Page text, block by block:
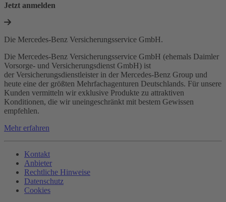
Jetzt anmelden
Die Mercedes-Benz Versicherungsservice GmbH.
Die Mercedes-Benz Versicherungsservice GmbH (ehemals Daimler
Vorsorge- und Versicherungsdienst GmbH) ist
der Versicherungsdienstleister in der Mercedes-Benz Group und
heute eine der größten Mehrfachagenturen Deutschlands. Für unsere
Kunden vermitteln wir exklusive Produkte zu attraktiven
Konditionen, die wir uneingeschränkt mit bestem Gewissen
empfehlen.
Mehr erfahren
Kontakt
Anbieter
Rechtliche Hinweise
Datenschutz
Cookies